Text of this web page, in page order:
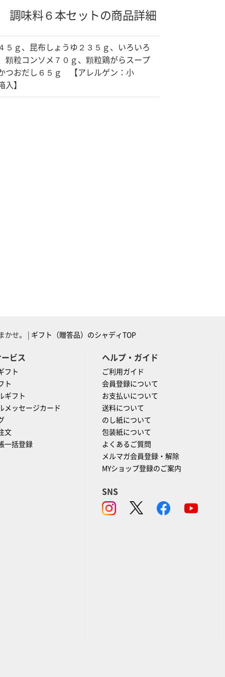
味料６本セットの商品詳細
５ｇ、昆布しょうゆ２３５ｇ、いろいろ
顆粒コンソメ７０ｇ、顆粒鶏がらスープ
つおだし６５ｇ 【アレルゲン：小
】
かせ。 | ギフト（贈答品）のシャディTOP
ビス
フト
ト
ギフト
メッセージカード
文
一括登録
ヘルプ・ガイド
ご利用ガイド
会員登録について
お支払いについて
送料について
のし紙について
包装紙について
よくあるご質問
メルマガ会員登録・解除
MYショップ登録のご案内
SNS